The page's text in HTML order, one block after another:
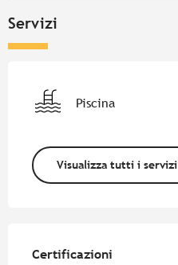
Servizi
Piscina
Visualizza tutti i servizi
Certificazioni
Certificazioni